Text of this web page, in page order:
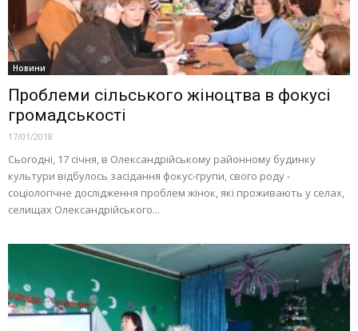
Новини
Проблеми сільського жіноцтва в фокусі
громадськості
17/01/2018
Сьогодні, 17 січня, в Олександрійському районному будинку
культури відбулось засідання фокус-групи, свого роду -
соціологічне дослідження проблем жінок, які проживають у селах,
селищах Олександрійського...